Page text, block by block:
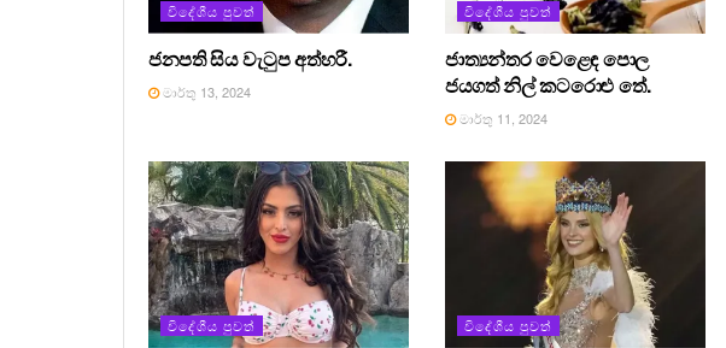
විදේශීය පුවත්
ජනපති සිය වැටුප අත්හරී.
මාර්තු 13, 2024
විදේශීය පුවත්
ජාත්‍යන්තර වෙළෙඳ පොල
ජයගත් නිල් කටරොළු තේ.
මාර්තු 11, 2024
විදේශීය පුවත් විදේශීය පුවත්